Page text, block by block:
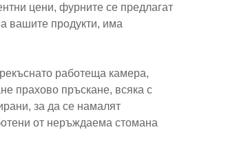
цени, фурните се предлагат
вашите продукти, има
работеща камера,
прахово пръскане, всяка с
за да се намалят
от неръждаема стомана